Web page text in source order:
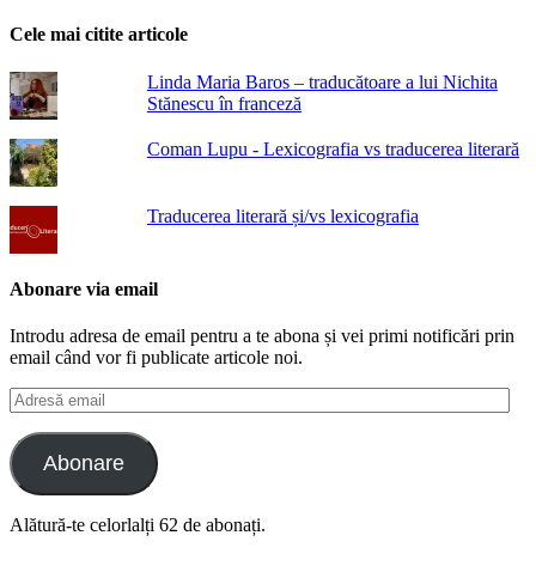
Cele mai citite articole
Linda Maria Baros – traducătoare a lui Nichita
Stănescu în franceză
Coman Lupu - Lexicografia vs traducerea literară
Traducerea literară și/vs lexicografia
Abonare via email
Introdu adresa de email pentru a te abona și vei primi notificări prin
email când vor fi publicate articole noi.
Adresă
email
Abonare
Alătură-te celorlalți 62 de abonați.